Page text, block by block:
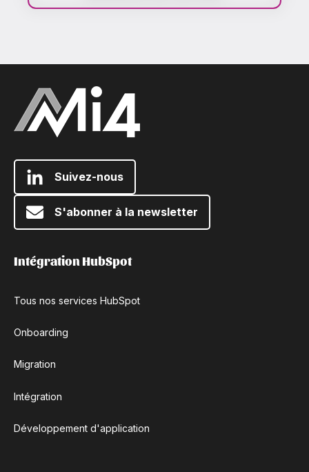
Suivez-nous
S'abonner à la newsletter
Intégration HubSpot
Tous nos services HubSpot
Onboarding
Migration
Intégration
Développement d'application